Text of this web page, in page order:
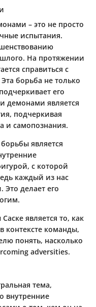
– это не просто
испытания.
На протяжении
справиться с
борьба не только
его
демонами является
подчеркивая
и самопознания.
является
с которой
каждый из нас
Это делает его
является то, как
контексте команды,
понять, насколько
adversities.
тема,
внутренние